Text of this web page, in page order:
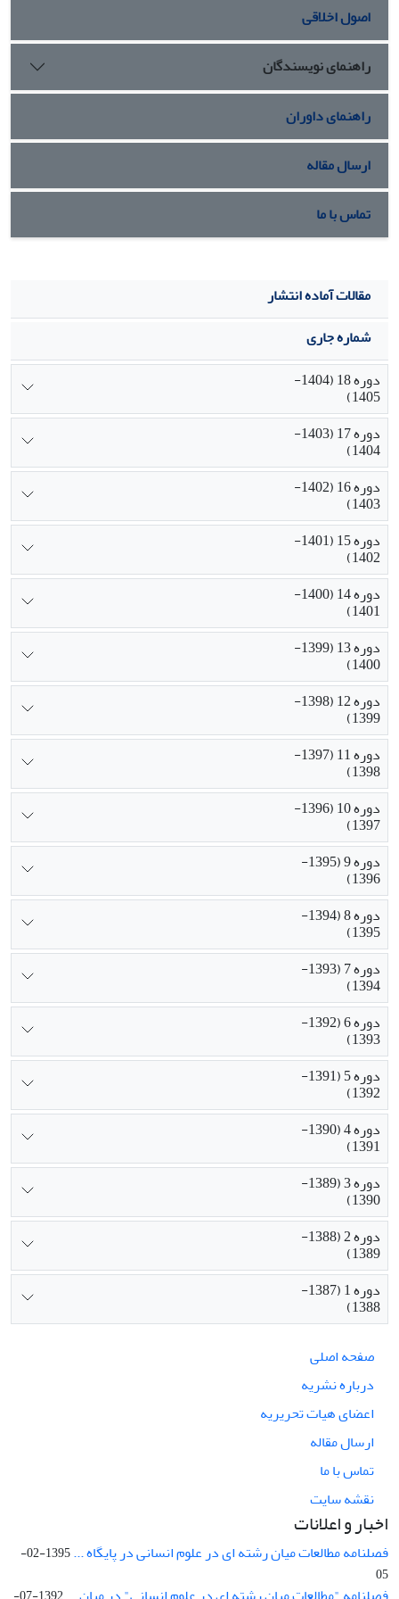
اصول اخلاقی
راهنمای نویسندگان
راهنمای داوران
ارسال مقاله
تماس با ما
مقالات آماده انتشار
شماره جاری
دوره 18 (1404-
1405)
دوره 17 (1403-
1404)
دوره 16 (1402-
1403)
دوره 15 (1401-
1402)
دوره 14 (1400-
1401)
دوره 13 (1399-
1400)
دوره 12 (1398-
1399)
دوره 11 (1397-
1398)
دوره 10 (1396-
1397)
دوره 9 (1395-
1396)
دوره 8 (1394-
1395)
دوره 7 (1393-
1394)
دوره 6 (1392-
1393)
دوره 5 (1391-
1392)
دوره 4 (1390-
1391)
دوره 3 (1389-
1390)
دوره 2 (1388-
1389)
دوره 1 (1387-
1388)
صفحه اصلی
درباره نشریه
اعضای هیات تحریریه
ارسال مقاله
تماس با ما
نقشه سایت
اخبار و اعلانات
فصلنامه مطالعات میان رشته ای در علوم انسانی در پایگاه ...
1395-02-
05